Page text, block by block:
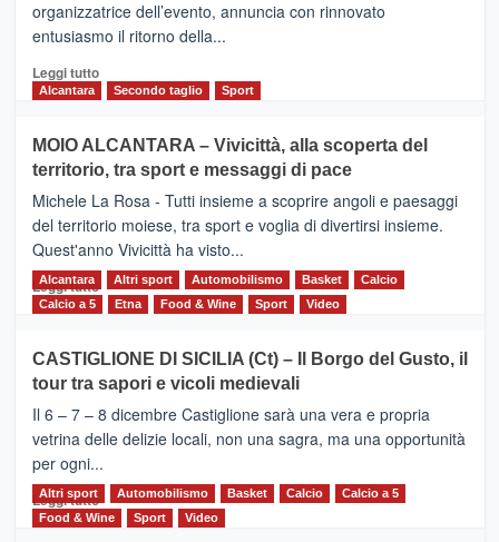
l’edizione
2026
organizzatrice dell’evento, annuncia con rinnovato
entusiasmo il ritorno della...
Leggi tuttoLeggi
Torna
la
Supermaratona
dell’Etna
Alcantara Secondo taglio Sport
MOIO ALCANTARA – Vivicittà, alla scoperta del
territorio, tra sport e messaggi di pace
Michele La Rosa - Tutti insieme a scoprire angoli e paesaggi
del territorio moiese, tra sport e voglia di divertirsi insieme.
Quest'anno Vivicittà ha visto...
Leggi tutto Leggi
MOIO
ALCANTARA
–
Vivicittà,
alla
scoperta
del
territorio,
Alcantara Altri sport Automobilismo Basket
Calcio
Calcio a 5
Etna Food & Wine Sport Video
CASTIGLIONE DI SICILIA (Ct) – Il Borgo del Gusto, il
tour tra sapori e vicoli medievali
Il 6 – 7 – 8 dicembre Castiglione sarà una vera e propria
vetrina delle delizie locali, non una sagra, ma una opportunità
per ogni...
Leggi tuttoLeggi
di
Altri sport Automobilismo Basket Calcio
Calcio a 5
Food & Wine
Sport Video